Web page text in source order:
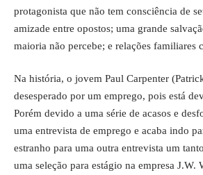
protagonista que não tem consciência de
amizade entre opostos; uma grande
maioria não percebe; e relações familiares
Na história, o jovem Paul Carpenter (
desesperado por um emprego, pois está
Porém devido a uma série de acasos e
uma entrevista de emprego e acaba indo
estranho para uma outra entrevista um
uma seleção para estágio na empresa J.W.